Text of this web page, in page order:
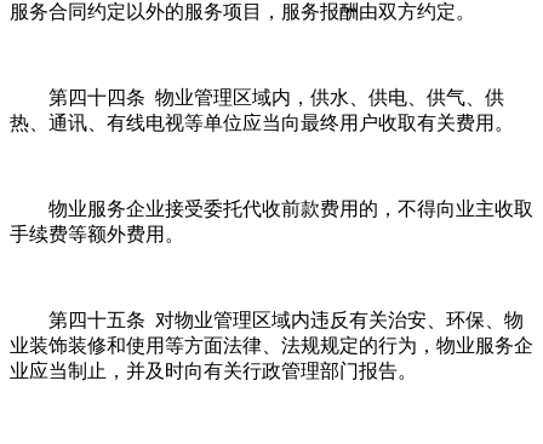
服务合同约定以外的服务项目，服务报酬由双方约定。
第四十四条 物业管理区域内，供水、供电、供气、供
热、通讯、有线电视等单位应当向最终用户收取有关费用。
物业服务企业接受委托代收前款费用的，不得向业主收取
手续费等额外费用。
第四十五条 对物业管理区域内违反有关治安、环保、物
业装饰装修和使用等方面法律、法规规定的行为，物业服务企
业应当制止，并及时向有关行政管理部门报告。